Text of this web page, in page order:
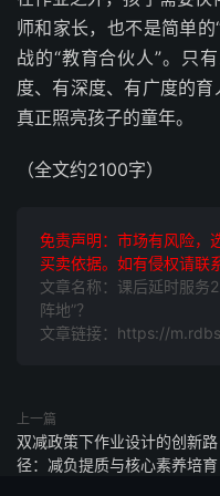
师和家长，也不是简单的
战的“教育合伙人”。只
度、有深度、有广度的
真正照亮孩子的童年。
（全文约2100字）
免责声明：市场有风险，
买卖依据。如有侵权请联
文章名称：课后延时服务
阵地”？
文章链接：https://
上一篇
双减政策下作业设计的创新路
径：减负提质与核心素养培育